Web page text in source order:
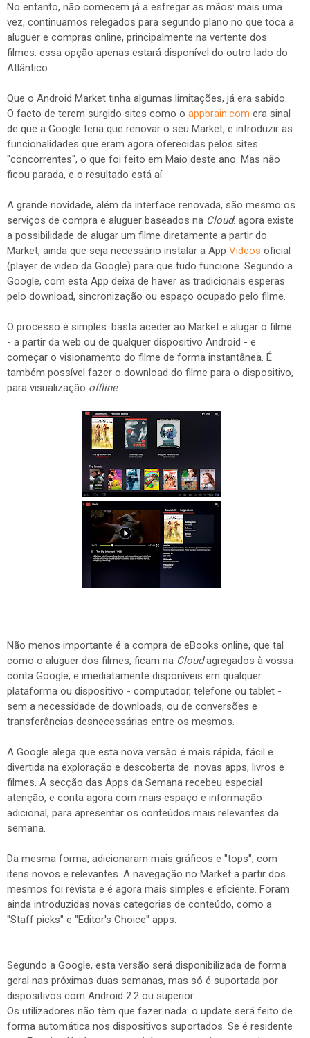
No entanto, não comecem já a esfregar as mãos: mais uma
vez, continuamos relegados para segundo plano no que toca a
aluguer e compras online, principalmente na vertente dos
filmes: essa opção apenas estará disponível do outro lado do
Atlântico.
Que o Android Market tinha algumas limitações, já era sabido.
O facto de terem surgido sites como o appbrain.com era sinal
de que a Google teria que renovar o seu Market, e introduzir as
funcionalidades que eram agora oferecidas pelos sites
"concorrentes", o que foi feito em Maio deste ano. Mas não
ficou parada, e o resultado está aí.
A grande novidade, além da interface renovada, são mesmo os
serviços de compra e aluguer baseados na Cloud: agora existe
a possibilidade de alugar um filme diretamente a partir do
Market, ainda que seja necessário instalar a App Videos oficial
(player de video da Google) para que tudo funcione. Segundo a
Google, com esta App deixa de haver as tradicionais esperas
pelo download, sincronização ou espaço ocupado pelo filme.
O processo é simples: basta aceder ao Market e alugar o filme
- a partir da web ou de qualquer dispositivo Android - e
começar o visionamento do filme de forma instantânea. É
também possível fazer o download do filme para o dispositivo,
para visualização offline.
Não menos importante é a compra de eBooks online, que tal
como o aluguer dos filmes, ficam na Cloudagregados à vossa
conta Google, e imediatamente disponíveis em qualquer
plataforma ou dispositivo - computador, telefone ou tablet -
sem a necessidade de downloads, ou de conversões e
transferências desnecessárias entre os mesmos.
A Google alega que esta nova versão é mais rápida, fácil e
divertida na exploração e descoberta de novas apps, livros e
filmes. A secção das Apps da Semana recebeu especial
atenção, e conta agora com mais espaço e informação
adicional, para apresentar os conteúdos mais relevantes da
semana.
Da mesma forma, adicionaram mais gráficos e "tops", com
itens novos e relevantes. A navegação no Market a partir dos
mesmos foi revista e é agora mais simples e eficiente. Foram
ainda introduzidas novas categorias de conteúdo, como a
"Staff picks" e "Editor's Choice" apps.
Segundo a Google, esta versão será disponibilizada de forma
geral nas próximas duas semanas, mas só é suportada por
dispositivos com Android 2.2 ou superior.
Os utilizadores não têm que fazer nada: o update será feito de
forma automática nos dispositivos suportados. Se é residente